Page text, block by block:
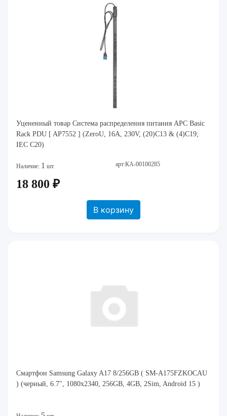
Уцененный товар Система распределения питания APC Basic
Rack PDU [ AP7552 ] (ZeroU, 16A, 230V, (20)C13 & (4)C19;
IEC C20)
Наличие: 1 шт. арт:КА-00100285
18 800 ₽
В корзину
Смартфон Samsung Galaxy A17 8/256GB ( SM-A175FZKOCAU
) (черный, 6.7", 1080x2340, 256GB, 4GB, 2Sim, Android 15 )